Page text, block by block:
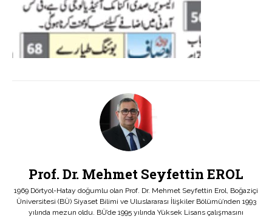
Prof. Dr. Mehmet Seyfettin EROL
1969 Dörtyol-Hatay doğumlu olan Prof. Dr. Mehmet Seyfettin Erol, Boğaziçi
Üniversitesi (BÜ) Siyaset Bilimi ve Uluslararası İlişkiler Bölümü’nden 1993
yılında mezun oldu. BÜ’de 1995 yılında Yüksek Lisans çalışmasını